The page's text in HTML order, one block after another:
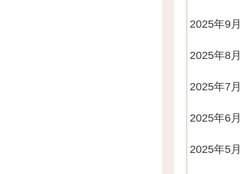
2025年9月
2025年8月
2025年7月
2025年6月
2025年5月